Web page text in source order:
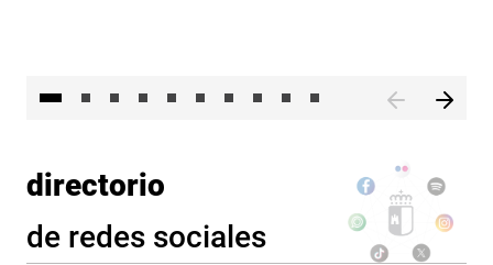
directorio
de redes sociales